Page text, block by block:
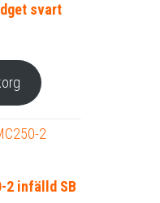
svart
2 infälld SB